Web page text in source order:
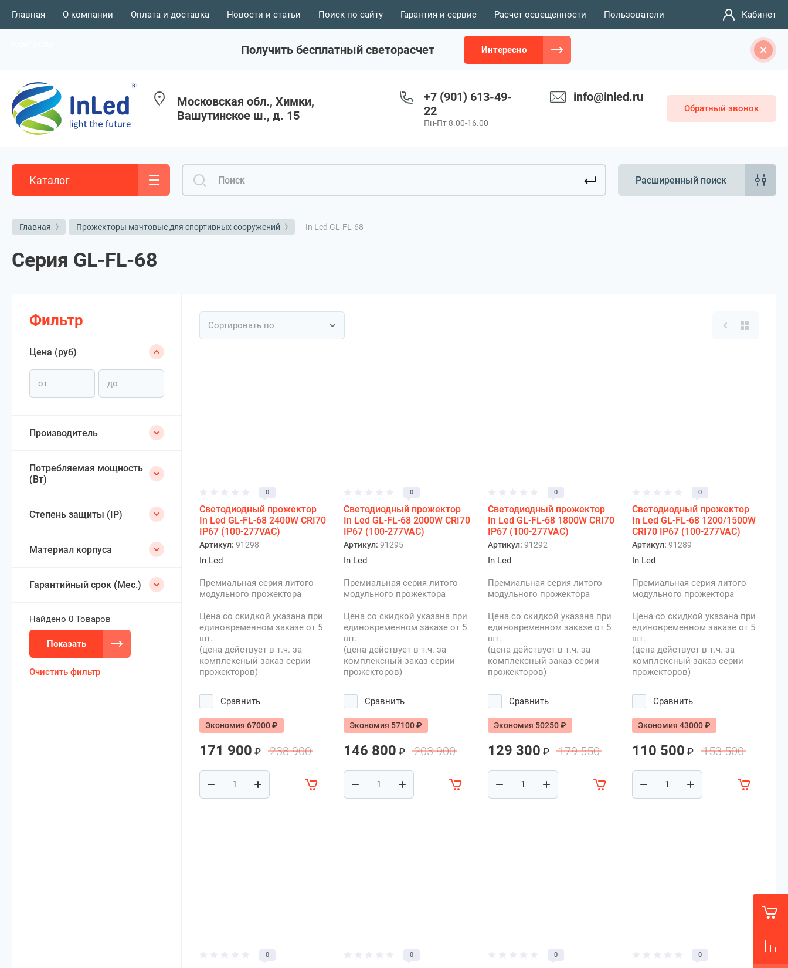
Получить бесплатный светорасчет Интересно
Главная О компании Оплата и доставка Новости и статьи Поиск по сайту Гарантия и сервис Расчет освещенности Пользователи Кабинет
Московская обл., Химки,
Вашутинское ш., д. 15
+7 (901) 613-49-
22
Пн-Пт 8.00-16.00
info@inled.ru
Обратный звонок
Каталог Расширенный поиск
Главная Прожекторы мачтовые для спортивных сооружений In Led GL-FL-68
Серия GL-FL-68
Фильтр
Цена (руб)
Производитель
Потребляемая мощность
(Вт)
Степень защиты (IP)
Материал корпуса
Гарантийный срок (Мес.)
Найдено 0 Товаров
Показать
Очистить фильтр
Сортировать по
0
Светодиодный прожектор
In Led GL-FL-68 2400W CRI70
IP67 (100-277VAC)
Артикул: 91298
In Led
Премиальная серия литого
модульного прожектора
Цена со скидкой указана при
единовременном заказе от 5
шт.
(цена действует в т.ч. за
комплексный заказ серии
прожекторов)
Сравнить
Экономия 67000 ₽
171 900 ₽ 238 900
0
Светодиодный прожектор
In Led GL-FL-68 2000W CRI70
IP67 (100-277VAC)
Артикул: 91295
In Led
Премиальная серия литого
модульного прожектора
Цена со скидкой указана при
единовременном заказе от 5
шт.
(цена действует в т.ч. за
комплексный заказ серии
прожекторов)
Сравнить
Экономия 57100 ₽
146 800 ₽ 203 900
0
Светодиодный прожектор
In Led GL-FL-68 1800W CRI70
IP67 (100-277VAC)
Артикул: 91292
In Led
Премиальная серия литого
модульного прожектора
Цена со скидкой указана при
единовременном заказе от 5
шт.
(цена действует в т.ч. за
комплексный заказ серии
прожекторов)
Сравнить
Экономия 50250 ₽
129 300 ₽ 179 550
0
Светодиодный прожектор
In Led GL-FL-68 1200/1500W
CRI70 IP67 (100-277VAC)
Артикул: 91289
In Led
Премиальная серия литого
модульного прожектора
Цена со скидкой указана при
единовременном заказе от 5
шт.
(цена действует в т.ч. за
комплексный заказ серии
прожекторов)
Сравнить
Экономия 43000 ₽
110 500 ₽ 153 500
0 0 0 0